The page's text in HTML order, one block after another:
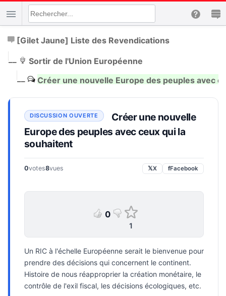
[Gilet Jaune] Liste des Revendications
__
Sortir de l'Union Européenne
__ Créer une nouvelle Europe des peuples avec
Créer une nouvelle
Europe des peuples avec ceux qui la
souhaitent
0votes8vues 𝕏X fFacebook
0
1
Un RIC à l'échelle Européenne serait le bienvenue pour
prendre des décisions qui concernent le continent.
Histoire de nous réapproprier la création monétaire, le
contrôle de l'exil fiscal, les décisions écologiques, etc.